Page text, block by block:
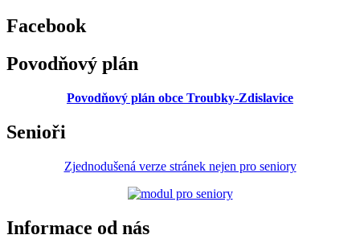
Facebook
Povodňový plán
Povodňový plán obce Troubky-Zdislavice
Senioři
Zjednodušená verze stránek nejen pro seniory
Informace od nás